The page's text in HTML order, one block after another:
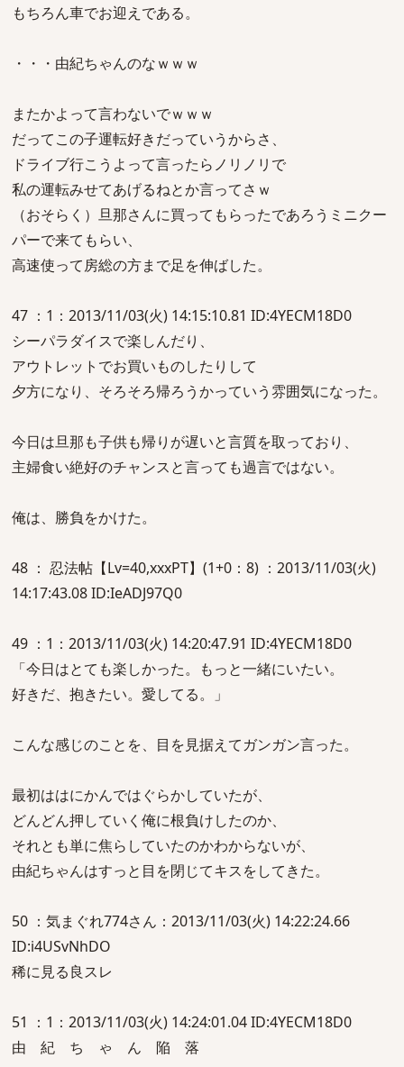
もちろん車でお迎えである。
・・・由紀ちゃんのなｗｗｗ
またかよって言わないでｗｗｗ
だってこの子運転好きだっていうからさ、
ドライブ行こうよって言ったらノリノリで
私の運転みせてあげるねとか言ってさｗ
（おそらく）旦那さんに買ってもらったであろうミニクー
パーで来てもらい、
高速使って房総の方まで足を伸ばした。
47 ：1：2013/11/03(火) 14:15:10.81 ID:4YECM18D0
シーパラダイスで楽しんだり、
アウトレットでお買いものしたりして
夕方になり、そろそろ帰ろうかっていう雰囲気になった。
今日は旦那も子供も帰りが遅いと言質を取っており、
主婦食い絶好のチャンスと言っても過言ではない。
俺は、勝負をかけた。
48 ： 忍法帖【Lv=40,xxxPT】(1+0：8) ：2013/11/03(火)
14:17:43.08 ID:IeADJ97Q0
49 ：1：2013/11/03(火) 14:20:47.91 ID:4YECM18D0
「今日はとても楽しかった。もっと一緒にいたい。
好きだ、抱きたい。愛してる。」
こんな感じのことを、目を見据えてガンガン言った。
最初ははにかんではぐらかしていたが、
どんどん押していく俺に根負けしたのか、
それとも単に焦らしていたのかわからないが、
由紀ちゃんはすっと目を閉じてキスをしてきた。
50 ：気まぐれ774さん：2013/11/03(火) 14:22:24.66
ID:i4USvNhDO
稀に見る良スレ
51 ：1：2013/11/03(火) 14:24:01.04 ID:4YECM18D0
由 紀 ち ゃ ん 陥 落